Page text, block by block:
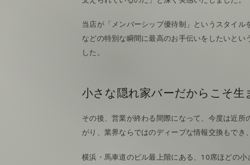
当店が「メンバーシップ優待制」というスタイ
などの特別な瞬間に最高のお手伝いをしたいと
した。
小さな隠れ家バーだからこそ生
その後、営業が終わる間際になって、今度は近
がり、業界ならではのディープな情報交換もでき
横浜・馬車道のビル最上階にある、10席ほどの